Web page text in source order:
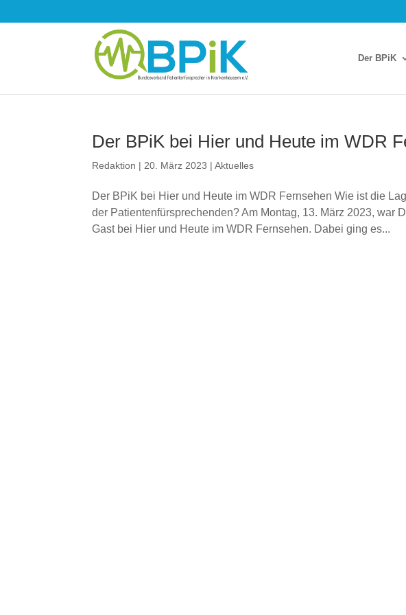
Der BPiK
Der BPiK bei Hier und Heu­te im WDR
Redaktion | 20. März 2023 |Aktuelles
Der BPiK bei Hier und Heute im WDR Fernsehen Wie ist die
der Patientenfürsprechenden? Am Montag, 13. März 2023, war
Gast bei Hier und Heute im WDR Fernsehen. Dabei ging es...